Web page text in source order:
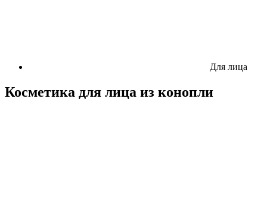
Для лица
Косметика для лица из конопли